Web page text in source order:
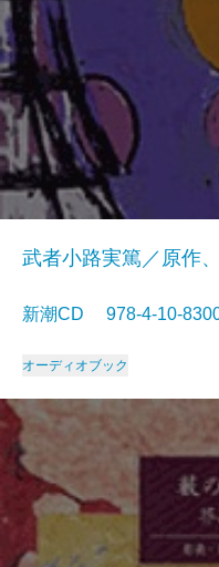
武者小路実篤／原作
新潮CD 978-4-10-
オーディオブック